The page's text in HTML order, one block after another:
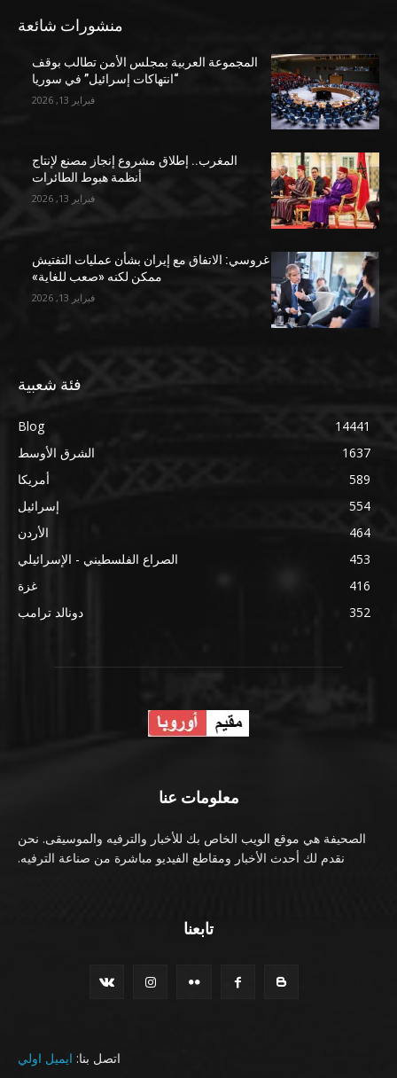
منشورات شائعة
المجموعة العربية بمجلس الأمن تطالب بوقف
“انتهاكات إسرائيل” في سوريا
فبراير 13, 2026
المغرب.. إطلاق مشروع إنجاز مصنع لإنتاج
أنظمة هبوط الطائرات
فبراير 13, 2026
غروسي: الاتفاق مع إيران بشأن عمليات التفتيش
ممكن لكنه «صعب للغاية»
فبراير 13, 2026
فئة شعبية
Blog
14441
الشرق الأوسط
1637
أمريكا
589
إسرائيل
554
الأردن
464
الصراع الفلسطيني - الإسرائيلي
453
غزة
416
دونالد ترامب
352
معلومات عنا
الصحيفة هي موقع الويب الخاص بك للأخبار والترفيه والموسيقى. نحن
نقدم لك أحدث الأخبار ومقاطع الفيديو مباشرة من صناعة الترفيه.
تابعنا
اتصل بنا: ايميل اولي